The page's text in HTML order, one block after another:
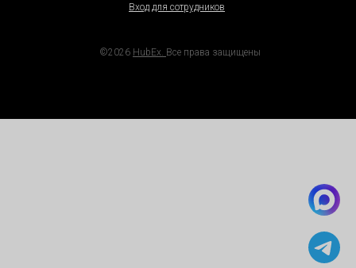
Вход для сотрудников
©2026 HubEx. Все права защищены